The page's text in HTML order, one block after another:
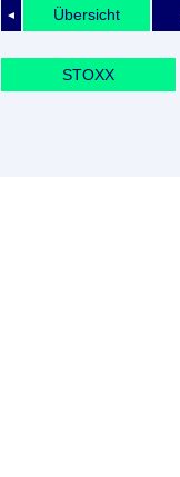
◄ Übersicht
STOXX